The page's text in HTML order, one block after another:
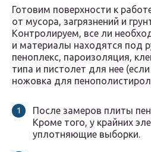
Готовим поверхности к
от мусора, загрязнений и
Контролируем, все ли
и материалы находятся под
пеноплекс, пароизоляция,
типа и пистолет для нее
ножовка для
После замеров плиты
Кроме того, у крайних
уплотняющие выборки.